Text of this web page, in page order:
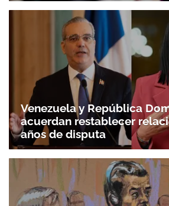
Venezuela y República
acuerdan restablecer
años de disputa